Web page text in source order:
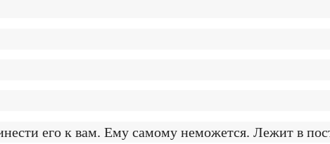
его к вам. Ему самому неможется. Лежит в